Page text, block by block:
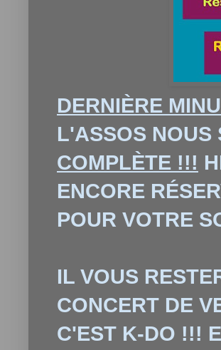
DERNIÈRE
L'ASSOS
COMPLÈTE !!!
ENCORE
POUR VOTRE
IL VOUS
CONCERT DE
C'EST K-DO !!!